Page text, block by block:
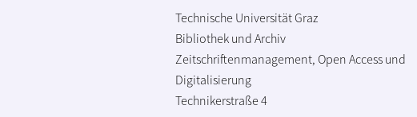
Technische Universität Graz
Bibliothek und Archiv
Zeitschriftenmanagement, Open Access und
Digitalisierung
Technikerstraße 4